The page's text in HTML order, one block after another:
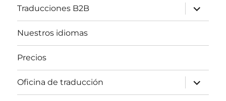
Traducciones B2B
expande
el
menú
Nuestros idiomas
Precios
Oficina de traducción
expande
el
menú